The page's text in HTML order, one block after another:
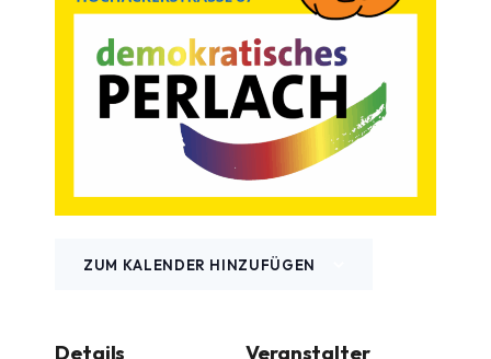
ZUM KALENDER HINZUFÜGEN
Details Veranstalter